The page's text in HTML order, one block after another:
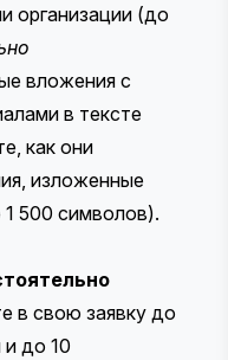
организации (до
вложения с
в тексте
как они
изложенные
500 символов).
в свою заявку до
до 10